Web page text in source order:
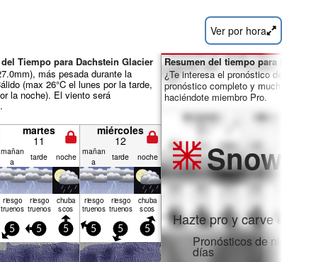
Ver por hora
Tiempo para Dachstein Glacier
más pesada durante la
(max 26°C el lunes por la tarde,
la noche). El viento será
martes
11
miércoles
12
mañan
a
tarde noche mañan
a
tarde noche
riesgo
truenos
riesgo
truenos
chuba
scos
riesgo
truenos
riesgo
truenos
chuba
scos
5 5 5 5 5 5
Resumen del tiempo para los días
¿Te interesa el pronóstico de 16
pronóstico completo y muchas más
haciéndote miembro Pro.
Snow
Hazte pro y carve en:
Pronósticos de nieve
días